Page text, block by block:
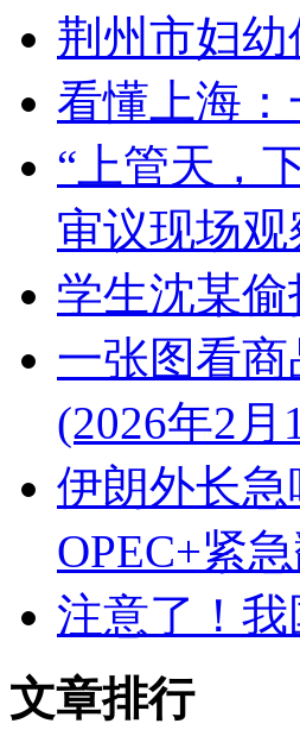
荆州市妇
看懂上海
“上管天，
审议现场观
学生沈某
一张图看
(2026年2月
伊朗外长
OPEC+紧
注意了！
文章排行